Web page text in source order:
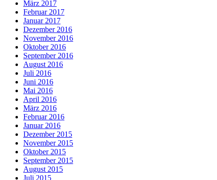
März 2017
Februar 2017
Januar 2017
Dezember 2016
November 2016
Oktober 2016
September 2016
August 2016
Juli 2016
Juni 2016
Mai 2016
April 2016
März 2016
Februar 2016
Januar 2016
Dezember 2015
November 2015
Oktober 2015
September 2015
August 2015
Juli 2015